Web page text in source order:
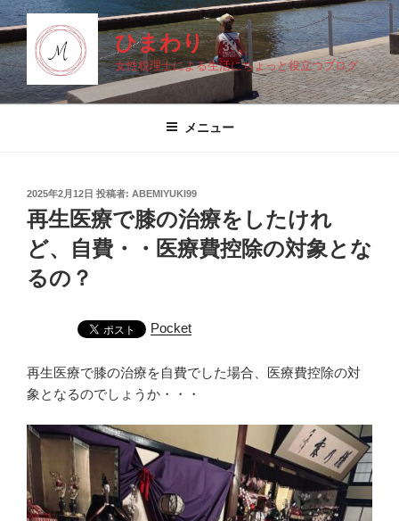
コ
ン
テ
ン
ツ
ひまわり
女性税理士による生活にちょっと役立つブログ
メニュー
投
稿
日:
2025年2月12日 投稿者: ABEMIYUKI99
再生医療で膝の治療をしたけれ
ど、自費・・医療費控除の対象とな
るの？
Pocket
再生医療で膝の治療を自費でした場合、医療費控除の対
象となるのでしょうか・・・